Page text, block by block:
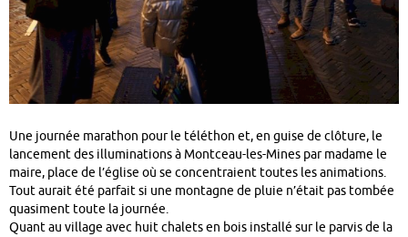
Une journée marathon pour le téléthon et, en guise de clôture, le
lancement des illuminations à Montceau-les-Mines par madame le
maire, place de l’église où se concentraient toutes les animations.
Tout aurait été parfait si une montagne de pluie n’était pas tombée
quasiment toute la journée.
Quant au village avec huit chalets en bois installé sur le parvis de la